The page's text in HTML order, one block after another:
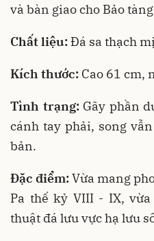
và bàn giao cho Bảo
Chất liệu:Đá sa thạch
Kích thước: Cao 61 cm,
Tình trạng:Gãy phần
cánh tay phải, song
bản.
Đặc điểm:Vừa mang
Pa thế kỷ VIII - IX,
thuật đá lưu vực hạ lưu